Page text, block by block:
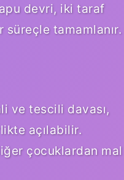
devri, iki taraf
süreçle tamamlanır.
ve tescili davası,
açılabilir.
çocuklardan mal